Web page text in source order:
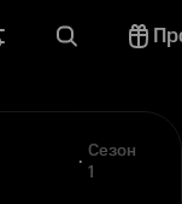
Сезон
1